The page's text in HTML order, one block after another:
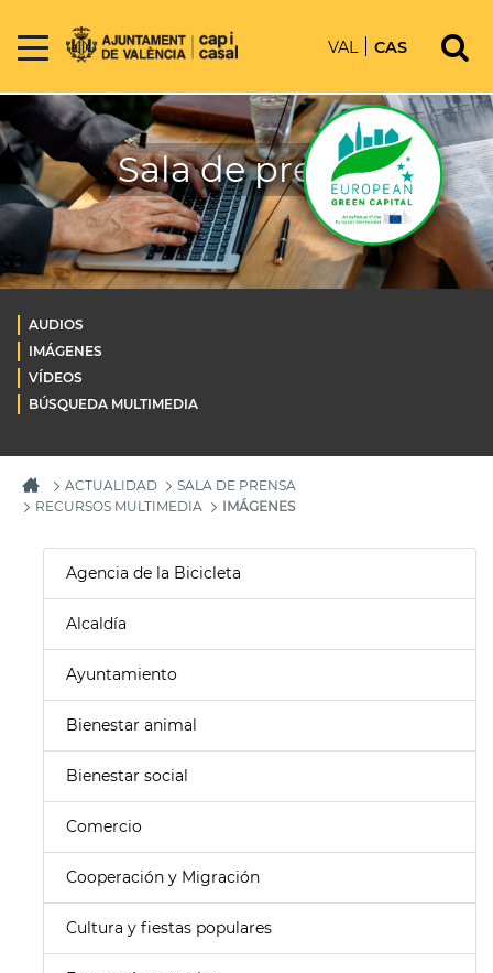
VAL CAS
Sala de prensa
AUDIOS
IMÁGENES
VÍDEOS
BÚSQUEDA MULTIMEDIA
ACTUALIDAD
SALA DE PRENSA
RECURSOS MULTIMEDIA
IMÁGENES
Agencia de la Bicicleta
Alcaldía
Ayuntamiento
Bienestar animal
Bienestar social
Comercio
Cooperación y Migración
Cultura y fiestas populares